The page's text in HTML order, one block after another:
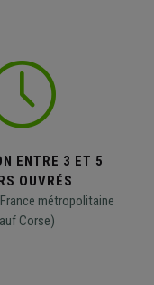
ENTRE 3 ET 5
OUVRÉS
métropolitaine
Corse)